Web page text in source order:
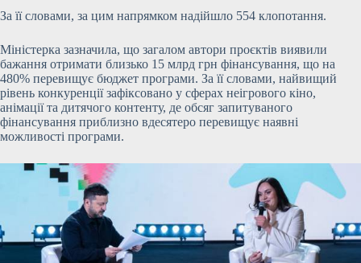
За її словами, за цим напрямком надійшло 554 клопотання.
Міністерка зазначила, що загалом автори проєктів виявили
бажання отримати близько 15 млрд грн фінансування, що на
480% перевищує бюджет програми. За її словами, найвищий
рівень конкуренції зафіксовано у сферах неігрового кіно,
анімації та дитячого контенту, де обсяг запитуваного
фінансування приблизно вдесятеро перевищує наявні
можливості програми.